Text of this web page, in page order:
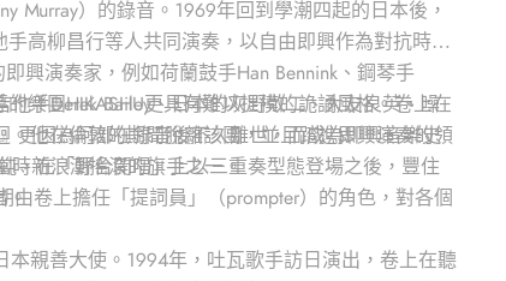
Murray）的錄音。1969年回到學潮四起的日本後，
高柳昌行等人共同演奏，以自由即興作為對抗時代
興演奏家，例如荷蘭鼓手Han Bennink、鋼琴手
他手Derek Bailey、日本的灰野敬二、大友良英、噪
更因為阿部在錄音後不久離世，而成為即興音樂史
，在「野台開唱」上以三重奏型態登場之後，豐住
。
樂團HIKASHU更具有難以捉摸的詭譎風格。卷上在
他在倫敦的期間脫離該團，並且踏進即興演奏的領
時新浪潮搖滾的旗手之一。
卷上擔任「提詞員」（prompter）的角色，對各個
親善大使。1994年，吐瓦歌手訪日演出，卷上在聽